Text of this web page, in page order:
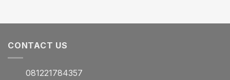
CONTACT US
081221784357